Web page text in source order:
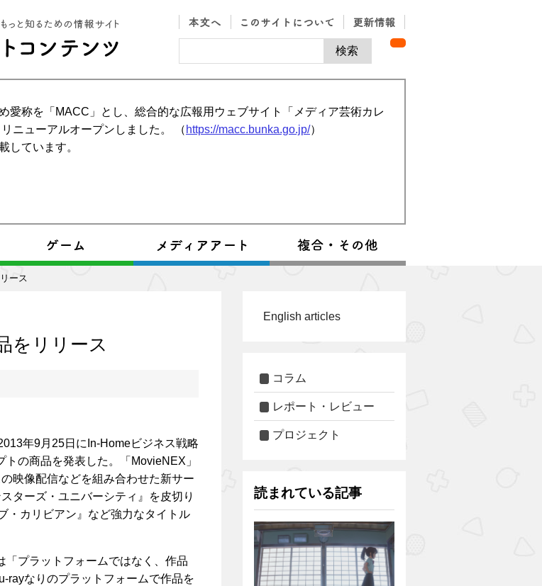
愛称を「MACC」とし、総合的な広報用ウェブサイト「メディア芸術カレ
ニューアルオープンしました。 （ https://macc.bunka.go.jp/）
しています。
ース
をリリース
年9月25日にIn-Homeビジネス戦略
の商品を発表した。「MovieNEX」
映像配信などを組み合わせた新サー
ターズ・ユニバーシティ』を皮切り
・カリビアン』など強力なタイトル
プラットフォームではなく、作品
rayなりのプラットフォームで作品を
English articles
コラム
レポート・レビュー
プロジェクト
読まれている記事